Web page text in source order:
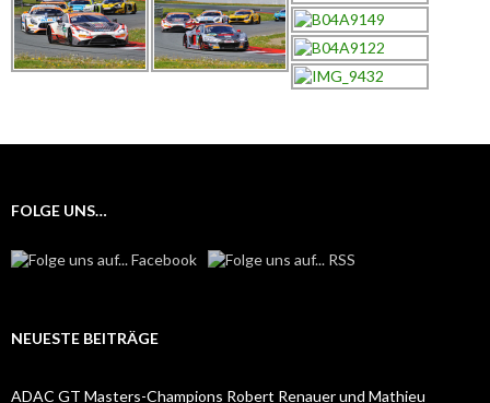
FOLGE UNS…
NEUESTE BEITRÄGE
ADAC GT Masters-Champions Robert Renauer und Mathieu